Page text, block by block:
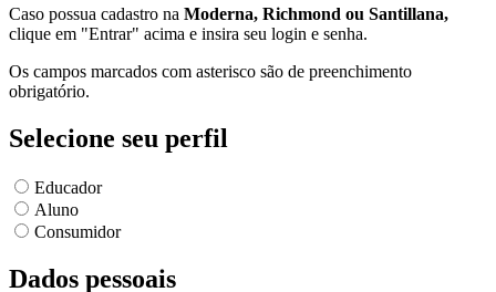
Caso possua cadastro na Moderna, Richmond ou Santillana,
clique em "Entrar" acima e insira seu login e senha.
Os campos marcados com asterisco são de preenchimento
obrigatório.
Selecione seu perfil
Educador
Aluno
Consumidor
Dados pessoais